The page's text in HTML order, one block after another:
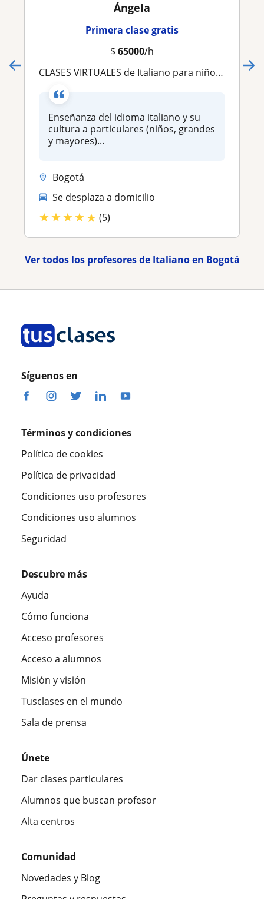
Ángela
Primera clase gratis
$ 65000/h
CLASES VIRTUALES de Italiano para niños, grandes y mayores
Enseñanza del idioma italiano y su
cultura a particulares (niños, grandes
y mayores)...
Bogotá
Se desplaza a domicilio
★★★★★ (5)
Ver todos los profesores de Italiano en Bogotá
Síguenos en
Términos y condiciones
Política de cookies
Política de privacidad
Condiciones uso profesores
Condiciones uso alumnos
Seguridad
Descubre más
Ayuda
Cómo funciona
Acceso profesores
Acceso a alumnos
Misión y visión
Tusclases en el mundo
Sala de prensa
Únete
Dar clases particulares
Alumnos que buscan profesor
Alta centros
Comunidad
Novedades y Blog